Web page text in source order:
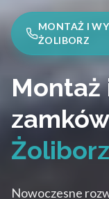
MONTAŻ I
ŻOLIBORZ
Montaż
zamków
Żoliborz
Nowoczesne